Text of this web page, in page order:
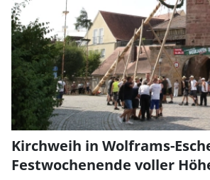
Kirchweih in Wolframs-
Festwochenende voller